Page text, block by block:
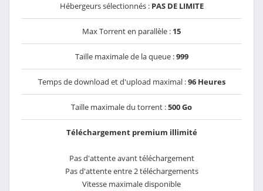
Hébergeurs sélectionnés : PAS DE LIMITE
Max Torrent en parallèle : 15
Taille maximale de la queue :999
Temps de download et d'upload maximal :96 Heures
Taille maximale du torrent :500 Go
Téléchargement premium illimité
Pas d'attente avant téléchargement
Pas d'attente entre 2 téléchargements
Vitesse maximale disponible